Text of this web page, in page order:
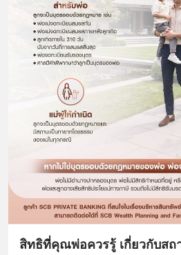
สิทธิที่คุณพ่อควรรู้ เกี่ยวกับสถ